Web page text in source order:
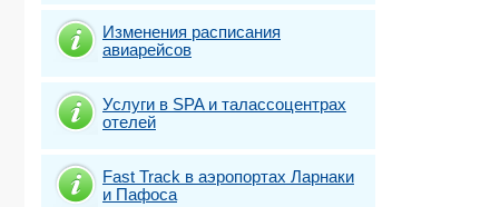
Изменения расписания
авиарейсов
Услуги в SPA и талассоцентрах
отелей
Fast Traсk в аэропортах Ларнаки
и Пафоса